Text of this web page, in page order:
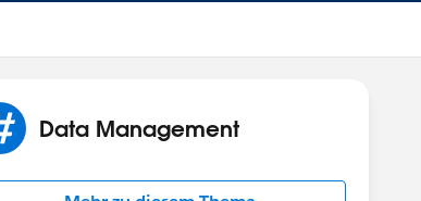
Data Management